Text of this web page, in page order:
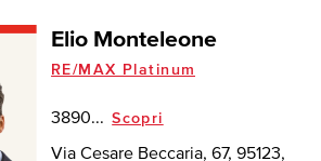
Elio Monteleone
RE/MAX Platinum
3890... Scopri
Via Cesare Beccaria, 67, 95123,